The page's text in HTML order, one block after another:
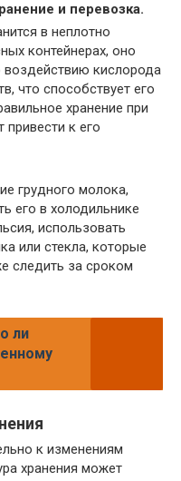
и перевозка.
в неплотно
контейнерах, оно
кислорода
что способствует его
хранение при
к его
грудного молока,
его в холодильнике
использовать
или стекла, которые
следить за сроком
ли
к изменениям
хранения может